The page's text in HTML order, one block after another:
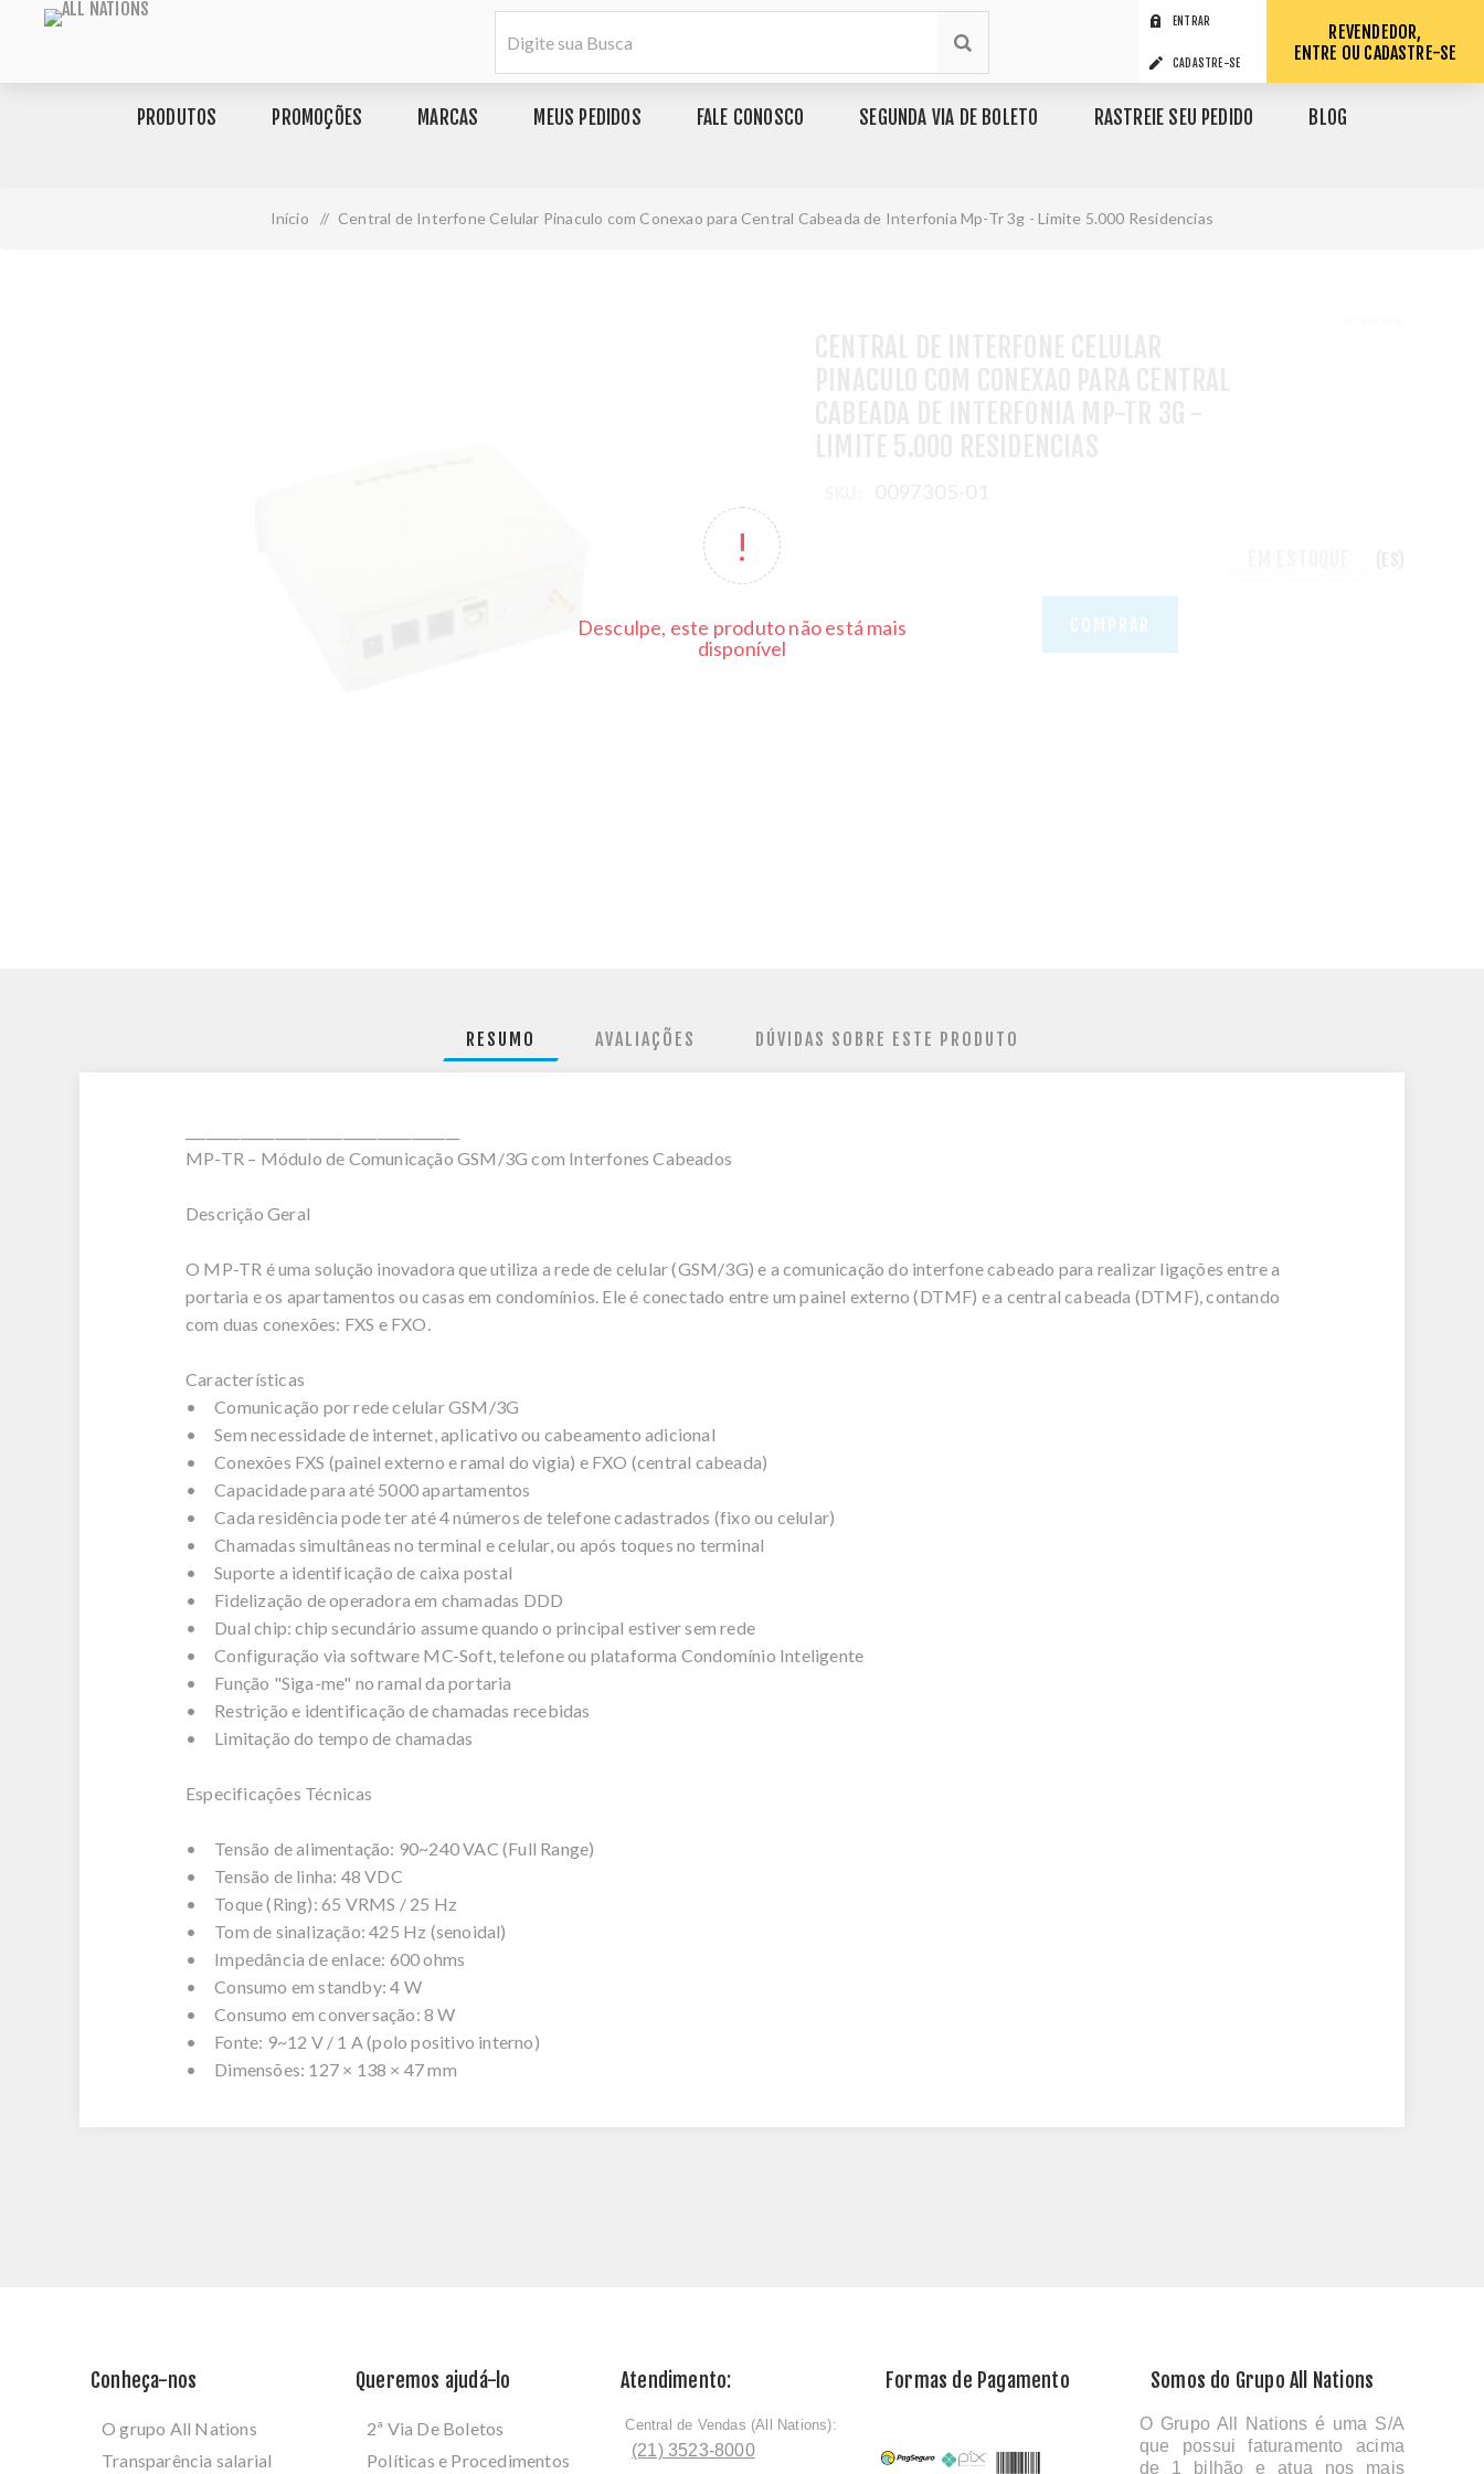
ENTRAR
CADASTRE-SE
REVENDEDOR,
ENTRE OU CADASTRE-SE
PRODUTOS PROMOÇÕES MARCAS MEUS PEDIDOS FALE CONOSCO SEGUNDA VIA DE BOLETO RASTREIE SEU PEDIDO BLOG
Início / Central de Interfone Celular Pinaculo com Conexao para Central Cabeada de Interfonia Mp-Tr 3g - Limite 5.000 Residencias
Desculpe, este produto não está mais
disponível
COMPRAR
RESUMO AVALIAÇÕES DÚVIDAS SOBRE ESTE PRODUTO
MP-TR – Módulo de Comunicação GSM/3G com Interfones Cabeados
Descrição Geral
O MP-TR é uma solução inovadora que utiliza a rede de celular (GSM/3G) e a comunicação do interfone cabeado para realizar ligações entre a
portaria e os apartamentos ou casas em condomínios. Ele é conectado entre um painel externo (DTMF) e a central cabeada (DTMF), contando
com duas conexões: FXS e FXO.
Características
• Comunicação por rede celular GSM/3G
• Sem necessidade de internet, aplicativo ou cabeamento adicional
• Conexões FXS (painel externo e ramal do vigia) e FXO (central cabeada)
• Capacidade para até 5000 apartamentos
• Cada residência pode ter até 4 números de telefone cadastrados (fixo ou celular)
• Chamadas simultâneas no terminal e celular, ou após toques no terminal
• Suporte a identificação de caixa postal
• Fidelização de operadora em chamadas DDD
• Dual chip: chip secundário assume quando o principal estiver sem rede
• Configuração via software MC-Soft, telefone ou plataforma Condomínio Inteligente
• Função "Siga-me" no ramal da portaria
• Restrição e identificação de chamadas recebidas
• Limitação do tempo de chamadas
Especificações Técnicas
• Tensão de alimentação: 90~240 VAC (Full Range)
• Tensão de linha: 48 VDC
• Toque (Ring): 65 VRMS / 25 Hz
• Tom de sinalização: 425 Hz (senoidal)
• Impedância de enlace: 600 ohms
• Consumo em standby: 4 W
• Consumo em conversação: 8 W
• Fonte: 9~12 V / 1 A (polo positivo interno)
• Dimensões: 127 × 138 × 47 mm
Conheça-nos
O grupo All Nations
Transparência salarial
Queremos ajudá-lo
2ª Via De Boletos
Políticas e Procedimentos
Atendimento:
ﾠCentral de Vendas (All Nations):
(21) 3523-8000
Formas de Pagamento Somos do Grupo All Nations
O Grupo All Nations é uma S/A
que possui faturamento acima
de 1 bilhão e atua nos mais